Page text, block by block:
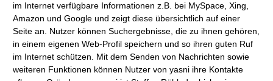
im Internet verfügbare Informationen z.B. bei MySpace, Xing,
Amazon und Google und zeigt diese übersichtlich auf einer
Seite an. Nutzer können Suchergebnisse, die zu ihnen gehören,
in einem eigenen Web-Profil speichern und so ihren guten Ruf
im Internet schützen. Mit dem Senden von Nachrichten sowie
weiteren Funktionen können Nutzer von yasni ihre Kontakte